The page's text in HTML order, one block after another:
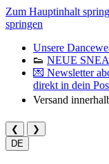
Zum Hauptinhalt
springen
Unsere
👟 NEUE
💌 Newsletter
direkt in dein
Versand
❮
❯
DE